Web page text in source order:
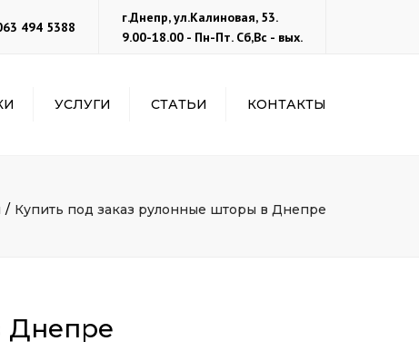
494 5388
г.Днепр, ул.Калиновая, 53.
9.00-18.00 - Пн-Пт. Сб,Вс - вых.
УСЛУГИ
ЗАМЕНА И РЕМОНТ
ЗАМЕНА РУЧЕК
СТАТЬИ КОНТАКТЫ
Купить под заказ рулонные шторы в Днепре
Днепре